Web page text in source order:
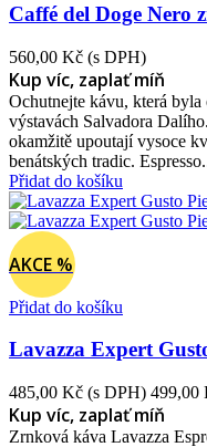
Caffé del Doge Nero
560,00 Kč (s DPH)
Kup víc, zaplať míň
Ochutnejte kávu, která
výstavách Salvadora
okamžitě upoutají vysoce
benátských tradic.
Přidat do košíku
AKCE %
Přidat do košíku
Lavazza Expert
485,00 Kč (s DPH) 499,00
Kup víc, zaplať míň
Zrnková káva Lavazza